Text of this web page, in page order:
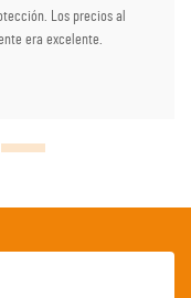
Los precios al
era excelente.